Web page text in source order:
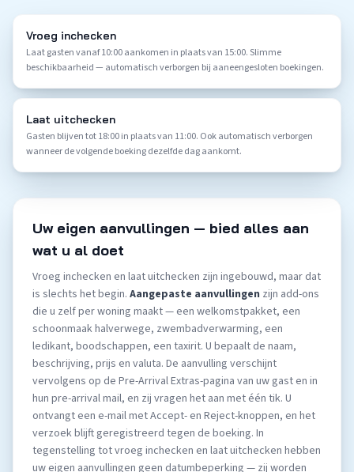
Vroeg inchecken
Laat gasten vanaf 10:00 aankomen in plaats van 15:00. Slimme
beschikbaarheid — automatisch verborgen bij aaneengesloten boekingen.
Laat uitchecken
Gasten blijven tot 18:00 in plaats van 11:00. Ook automatisch verborgen
wanneer de volgende boeking dezelfde dag aankomt.
Uw eigen aanvullingen — bied alles aan
wat u al doet
Vroeg inchecken en laat uitchecken zijn ingebouwd, maar dat
is slechts het begin. Aangepaste aanvullingen zijn add-ons
die u zelf per woning maakt — een welkomstpakket, een
schoonmaak halverwege, zwembadverwarming, een
ledikant, boodschappen, een taxirit. U bepaalt de naam,
beschrijving, prijs en valuta. De aanvulling verschijnt
vervolgens op de Pre-Arrival Extras-pagina van uw gast en in
hun pre-arrival mail, en zij vragen het aan met één tik. U
ontvangt een e-mail met Accept- en Reject-knoppen, en het
verzoek blijft geregistreerd tegen de boeking. In
tegenstelling tot vroeg inchecken en laat uitchecken hebben
uw eigen aanvullingen geen datumbeperking — zij worden